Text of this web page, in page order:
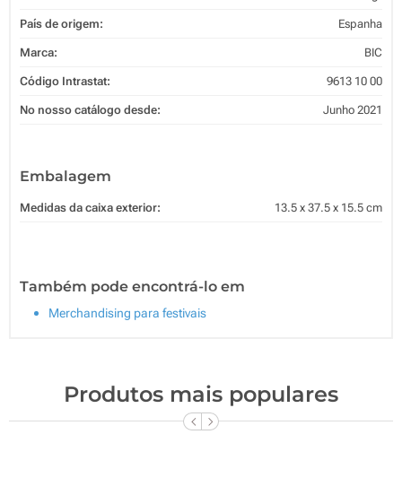
País de origem: Espanha
Marca: BIC
Código Intrastat: 9613 10 00
No nosso catálogo desde: Junho 2021
Embalagem
Medidas da caixa exterior: 13.5 x 37.5 x 15.5 cm
Também pode encontrá-lo em
Merchandising para festivais
Produtos mais populares